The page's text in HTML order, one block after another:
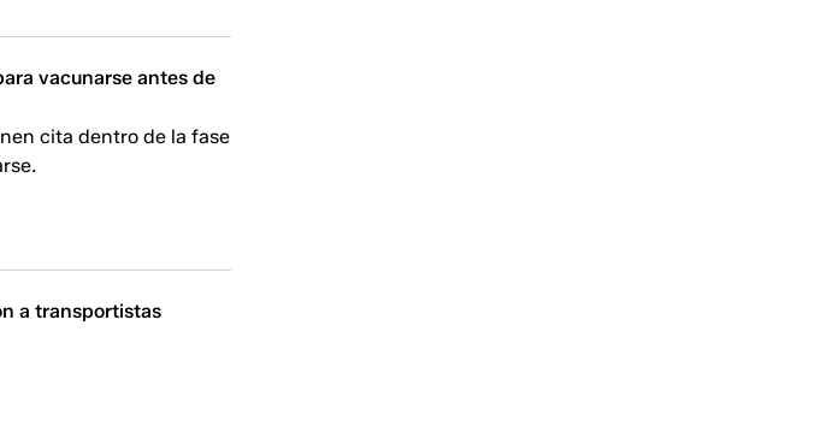
vacunarse antes de
cita dentro de la fase
a transportistas